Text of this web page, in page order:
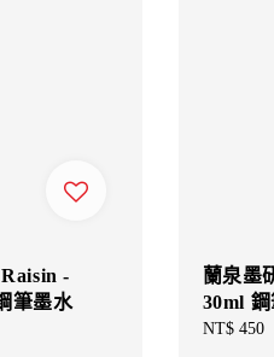
-
筆墨水
蘭泉墨
30ml
Regular
NT$ 450